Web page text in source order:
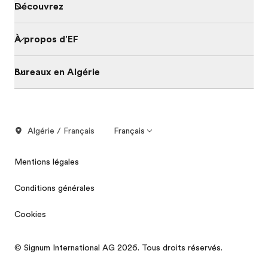
Découvrez
À propos d'EF
Bureaux en Algérie
Algérie / Français Français
Mentions légales
Conditions générales
Cookies
© Signum International AG 2026. Tous droits réservés.